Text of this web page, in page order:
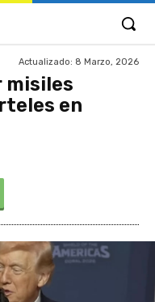
Actualizado: 8 Marzo, 2026
misiles
en